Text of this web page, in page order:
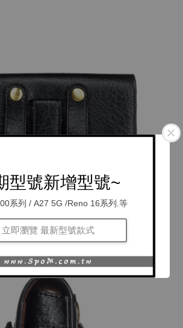
型號新增型號~
系列 / A27 5G /Reno 16系列.等
立即瀏覽 最新型號款式